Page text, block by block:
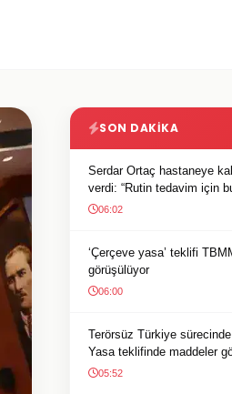
SON DAKIKA
Serdar Ortaç hastaneye
verdi: “Rutin tedavim için
06:02
‘Çerçeve yasa’ teklifi
görüşülüyor
06:00
Terörsüz Türkiye
Yasa teklifinde maddeler
05:52